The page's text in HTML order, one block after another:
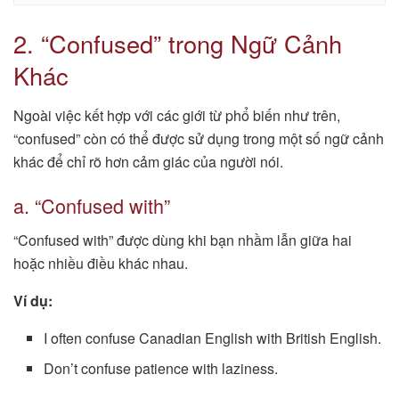
2. “Confused” trong Ngữ Cảnh
Khác
Ngoài việc kết hợp với các giới từ phổ biến như trên,
“confused” còn có thể được sử dụng trong một số ngữ cảnh
khác để chỉ rõ hơn cảm giác của người nói.
a. “Confused with”
“Confused with” được dùng khi bạn nhầm lẫn giữa hai
hoặc nhiều điều khác nhau.
Ví dụ:
I often confuse Canadian English with British English.
Don’t confuse patience with laziness.